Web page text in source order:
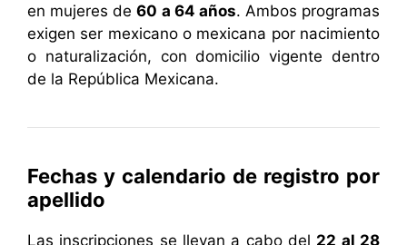
en mujeres de60 a 64 años. Ambos programas
exigen ser mexicano o mexicana por nacimiento
o naturalización, con domicilio vigente dentro
de la República Mexicana.
Fechas y calendario de registro por
apellido
Las inscripciones se llevan a cabo del 22 al 28